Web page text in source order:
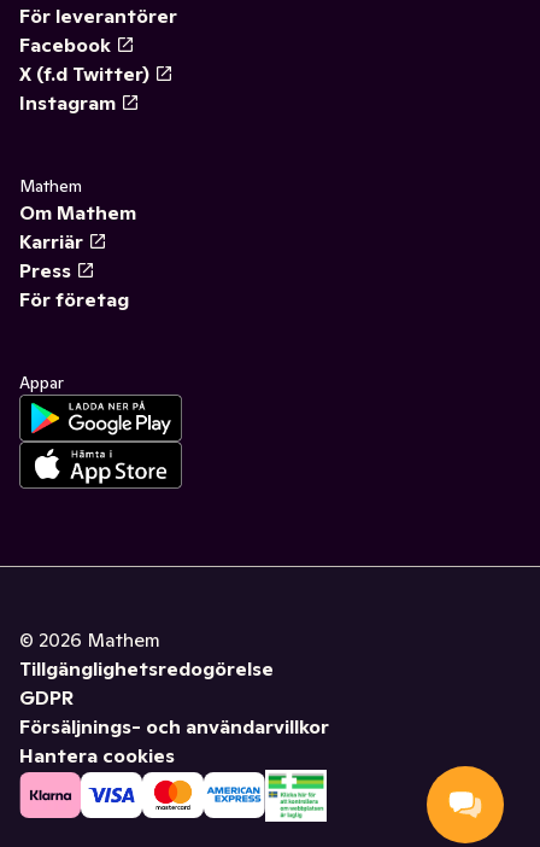
För leverantörer
Facebook
X (f.d Twitter)
Instagram
Mathem
Om Mathem
Karriär
Press
För företag
Appar
© 2026 Mathem
Tillgänglighetsredogörelse
GDPR
Försäljnings- och användarvillkor
Hantera cookies